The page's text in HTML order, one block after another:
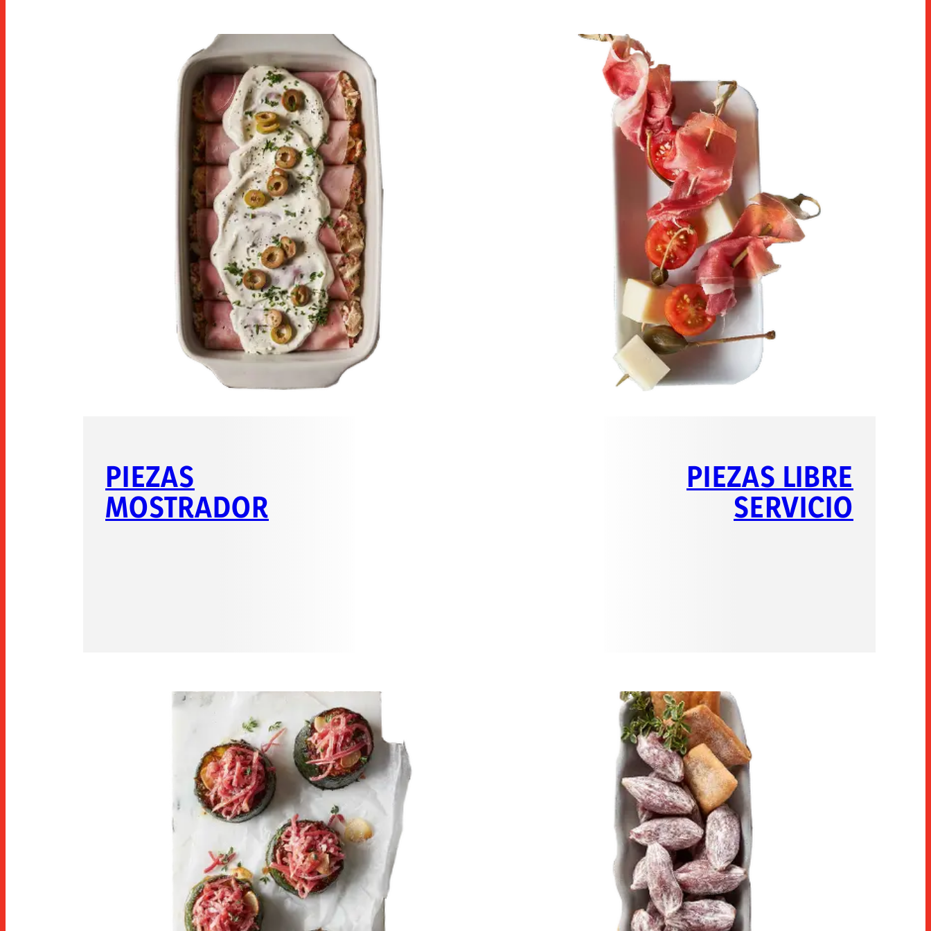
garantizan la máxima higiene,
vistosidad y atractivo del producto,
además de conservarlo perfectamente
hasta el momento de su consumo.
descubra todo un mundo en loncheados
espuña: jamón curado, embutidos,
jamón cocido, cintas e hilos, alta
charcutería, pavo, bacon y fiambres, y
formatos horeca.
PIEZAS
MOSTRADOR
PIEZAS LIBRE
SERVICIO